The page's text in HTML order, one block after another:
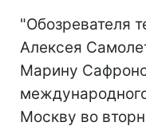
"Обозревателя
Алексея
Марину
Москву во